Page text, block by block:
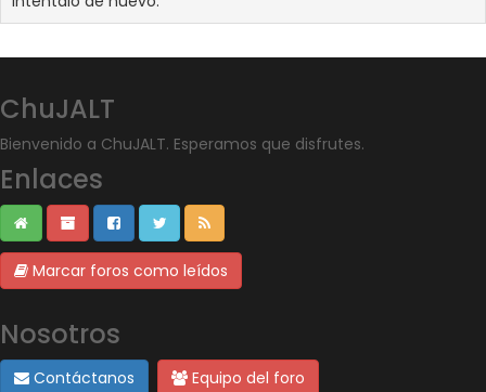
ChuJALT
Bienvenido a ChuJALT. Esperamos que disfrutes.
Enlaces
Marcar foros como leídos
Nosotros
Contáctanos Equipo del foro